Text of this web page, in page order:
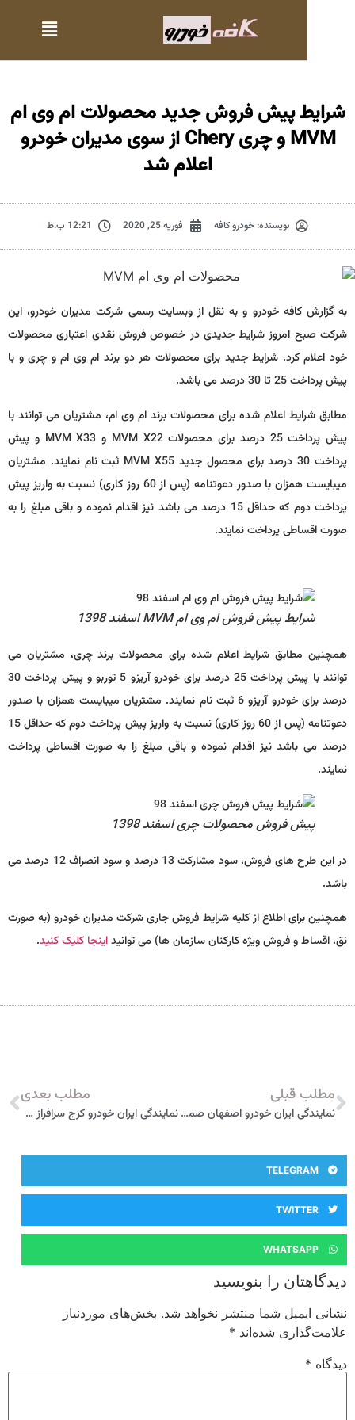
پیش فروش جدید محصولات ام وی ام
MVM و چری Chery از سوی مدیران خودرو
اعلام شد
نویسنده:خودرو کافه فوریه 25, 2020 12:21 ب.ظ
کافه خودرو و به نقل از وبسایت رسمی شرکت مدیران خودرو، این
صبح امروز شرایط جدیدی در خصوص فروش نقدی اعتباری محصولات
اعلام کرد. شرایط جدید برای محصولات هر دو برند ام وی ام و چری و با
25 تا 30 درصد می باشد.
شرایط اعلام شده برای محصولات برند ام وی ام، مشتریان می توانند با
پیش پرداخت 25 درصد برای محصولات MVM X22 و MVM X33 و پیش
پرداخت 30 درصد برای محصول جدید MVM X55 ثبت نام نمایند. مشتریان
میبایست همزان با صدور دعوتنامه (پس از 60 روز کاری) نسبت به واریز پیش
پرداخت دوم که حداقل 15 درصد می باشد نیز اقدام نموده و باقی مبلغ را به
اقساطی پرداخت نمایند.
شرایط پیش فروش ام وی ام MVM اسفند 1398
مطابق شرایط اعلام شده برای محصولات برند چری، مشتریان می
توانند با پیش پرداخت 25 درصد برای خودرو آریزو 5 توربو و پیش پرداخت 30
درصد برای خودرو آریزو 6 ثبت نام نمایند. مشتریان میبایست همزان با صدور
دعوتنامه (پس از 60 روز کاری) نسبت به واریز پیش پرداخت دوم که حداقل 15
می باشد نیز اقدام نموده و باقی مبلغ را به صورت اقساطی پرداخت
پیش فروش محصولات چری اسفند 1398
در این طرح های فروش، سود مشارکت 13 درصد و سود انصراف 12 درصد می
برای اطلاع از کلیه شرایط فروش جاری شرکت مدیران خودرو (به صورت
و فروش ویژه کارکنان سازمان ها) می توانیداینجا کلیک کنید.
قبلی
نمایندگی ایران خودرو اصفهان صمدیه لباف 2047
مطلب بعدی
نمایندگی ایران خودرو کرج سرافراز 1204
TELEGRAM
TWITTER
WHATSAPP
را بنویسید
ایمیل شما منتشر نخواهد شد. بخش‌های موردنیاز
شده‌اند*
*